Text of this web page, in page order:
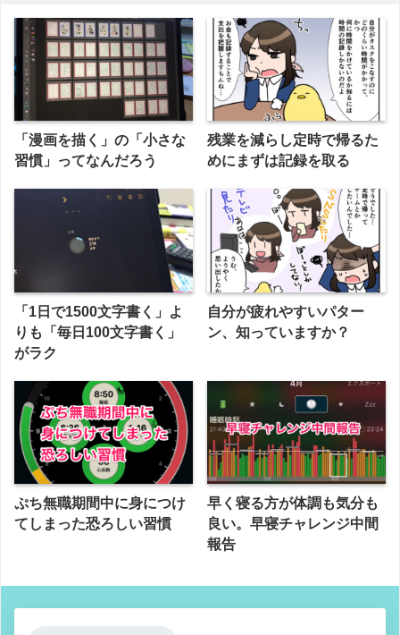
「漫画を描く」の「小さな
習慣」ってなんだろう
残業を減らし定時で帰るた
めにまずは記録を取る
「1日で1500文字書く」よ
りも「毎日100文字書く」
がラク
自分が疲れやすいパター
ン、知っていますか？
ぷち無職期間中に身につけ
てしまった恐ろしい習慣
早く寝る方が体調も気分も
良い。早寝チャレンジ中間
報告